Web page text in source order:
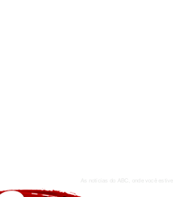
As notícias do ABC, onde você estiver